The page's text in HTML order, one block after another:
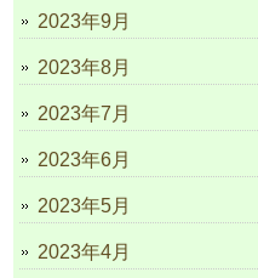
2023年9月
2023年8月
2023年7月
2023年6月
2023年5月
2023年4月